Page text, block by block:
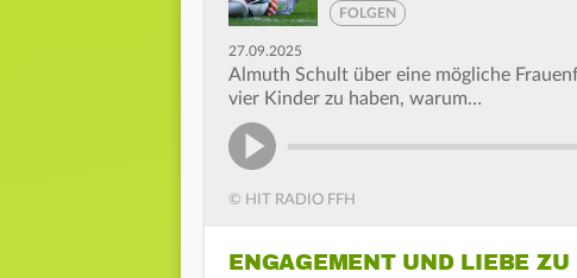
FOLGEN
27.09.2025
Almuth Schult über eine mögliche
vier Kinder zu haben, warum…
© HIT RADIO FFH
ENGAGEMENT UND LIEBE